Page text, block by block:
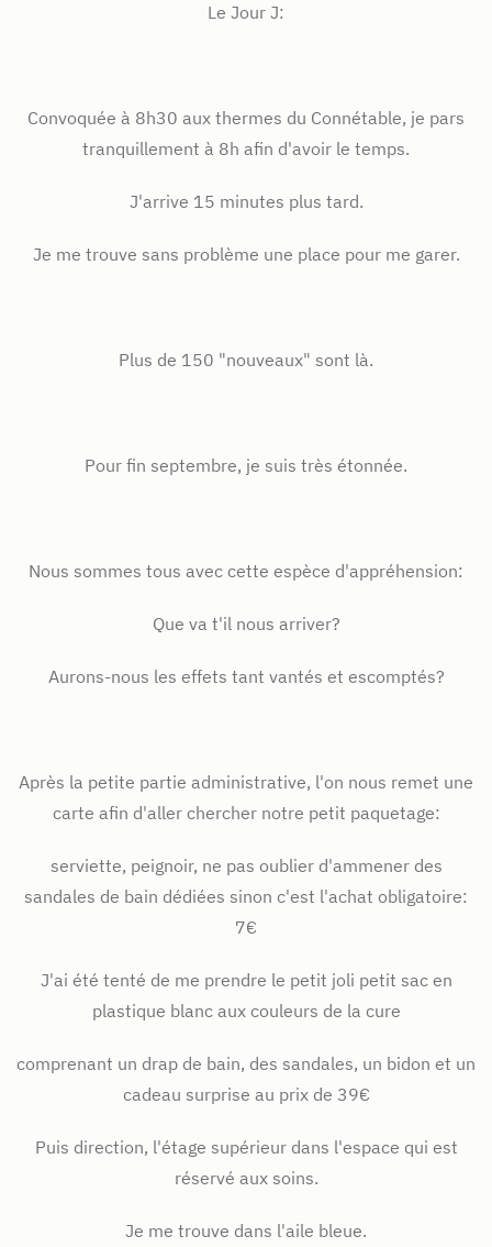
Le Jour J:
Convoquée à 8h30 aux thermes du Connétable, je pars
tranquillement à 8h afin d'avoir le temps.
J'arrive 15 minutes plus tard.
Je me trouve sans problème une place pour me garer.
Plus de 150 "nouveaux" sont là.
Pour fin septembre, je suis très étonnée.
Nous sommes tous avec cette espèce d'appréhension:
Que va t'il nous arriver?
Aurons-nous les effets tant vantés et escomptés?
Après la petite partie administrative, l'on nous remet une
carte afin d'aller chercher notre petit paquetage:
serviette, peignoir, ne pas oublier d'ammener des
sandales de bain dédiées sinon c'est l'achat obligatoire:
7€
J'ai été tenté de me prendre le petit joli petit sac en
plastique blanc aux couleurs de la cure
comprenant un drap de bain, des sandales, un bidon et un
cadeau surprise au prix de 39€
Puis direction, l'étage supérieur dans l'espace qui est
réservé aux soins.
Je me trouve dans l'aile bleue.